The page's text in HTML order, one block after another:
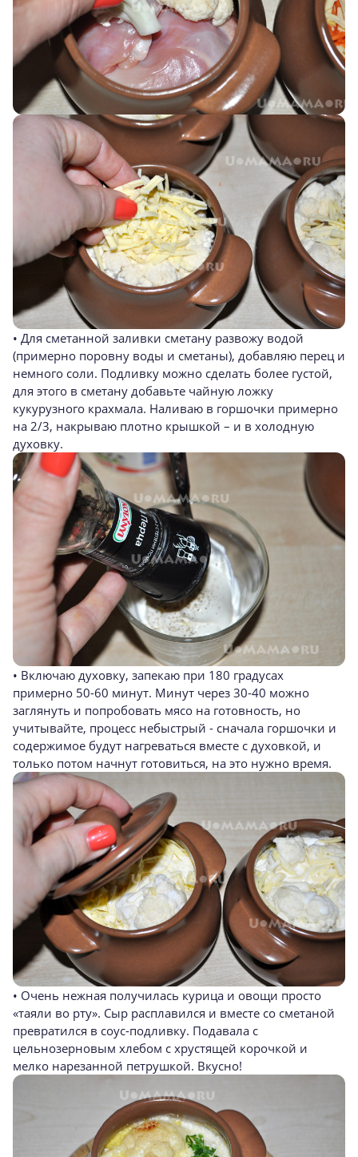
• Для сметанной заливки сметану развожу водой
(примерно поровну воды и сметаны), добавляю перец и
немного соли. Подливку можно сделать более густой,
для этого в сметану добавьте чайную ложку
кукурузного крахмала. Наливаю в горшочки примерно
на 2/3, накрываю плотно крышкой – и в холодную
духовку.
• Включаю духовку, запекаю при 180 градусах
примерно 50-60 минут. Минут через 30-40 можно
заглянуть и попробовать мясо на готовность, но
учитывайте, процесс небыстрый - сначала горшочки и
содержимое будут нагреваться вместе с духовкой, и
только потом начнут готовиться, на это нужно время.
• Очень нежная получилась курица и овощи просто
«таяли во рту». Сыр расплавился и вместе со сметаной
превратился в соус-подливку. Подавала с
цельнозерновым хлебом с хрустящей корочкой и
мелко нарезанной петрушкой. Вкусно!